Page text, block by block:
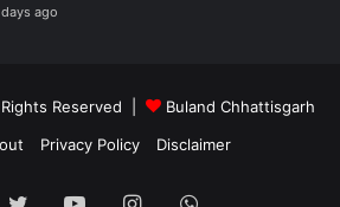
ago
Reserved |
Buland Chhattisgarh
Privacy Policy Disclaimer